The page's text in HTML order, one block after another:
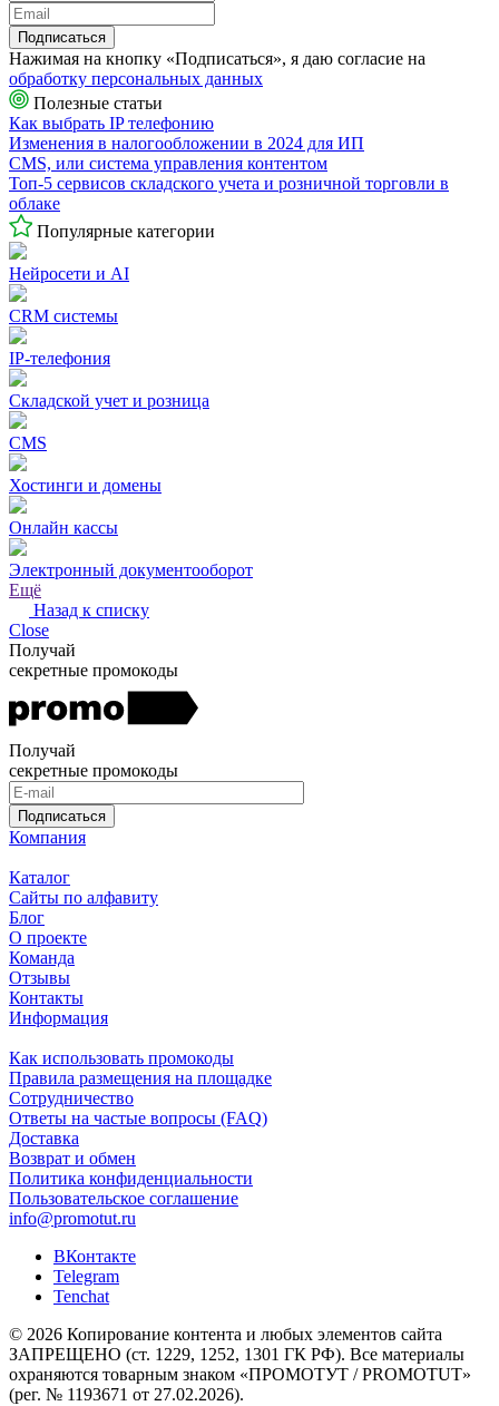
Подписаться
Нажимая на кнопку «Подписаться», я даю согласие на
обработку персональных данных
Полезные статьи
Как выбрать IP телефонию
Изменения в налогообложении в 2024 для ИП
CMS, или система управления контентом
Топ-5 сервисов складского учета и розничной торговли в
облаке
Популярные категории
Нейросети и AI
CRM системы
IP-телефония
Складской учет и розница
CMS
Хостинги и домены
Онлайн кассы
Электронный документооборот
Ещё
Назад к списку
Close
Получай
секретные промокоды
Получай
секретные промокоды
Подписаться
Компания
Каталог
Сайты по алфавиту
Блог
О проекте
Команда
Отзывы
Контакты
Информация
Как использовать промокоды
Правила размещения на площадке
Сотрудничество
Ответы на частые вопросы (FAQ)
Доставка
Возврат и обмен
Политика конфиденциальности
Пользовательское соглашение
info@promotut.ru
ВКонтакте
Telegram
Tenchat
© 2026 Копирование контента и любых элементов сайта
ЗАПРЕЩЕНО (ст. 1229, 1252, 1301 ГК РФ). Все материалы
охраняются товарным знаком «ПРОМОТУТ / PROMOTUT»
(рег. № 1193671 от 27.02.2026).